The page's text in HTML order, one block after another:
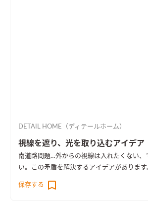
DETAIL HOME（ディテールホーム）
視線を遮り、光を取り込むアイデア
南道路問題…外からの視線は入れたくない、
い。この矛盾を解決するアイデアがあります
保存する